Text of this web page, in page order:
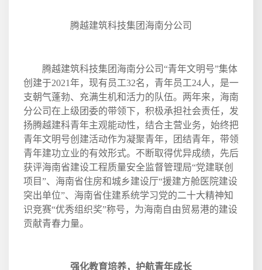
腾越建筑科技集团海南分公司
腾越建筑科技集团海南分公司“青年文明号”集体
创建于2021年，现有员工32名，青年员工24人，是一
支朝气蓬勃、充满生机和活力的队伍。两年来，海南
分公司在上级团委的带领下，积极承担社会责任，发
扬腾越建科青年主观能动性，结合主营业务，始终把
青年文明号创建活动作为凝聚青年，团结青年，带领
青年建功立业的有效形式。不断取得优异成绩，先后
获评海南省建设工程质量安全监督管理局“党建联创
项目”、海南省住房和城乡建设厅“援建方舱医院建设
突出单位”、海南省住建系统学习党的二十大精神知
识竞赛“优秀组织奖”称号，为海南自由贸易港的建设
贡献青春力量。
强化教育培养，护航青年成长